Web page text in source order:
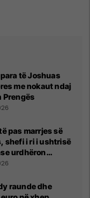
të Joshuas
me nokaut ndaj
Prengës
pas marrjes së
shefi i ri i ushtrisë
urdhëron
madh
raunde dhe